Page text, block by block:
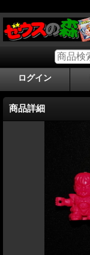
ログイン
商品詳細